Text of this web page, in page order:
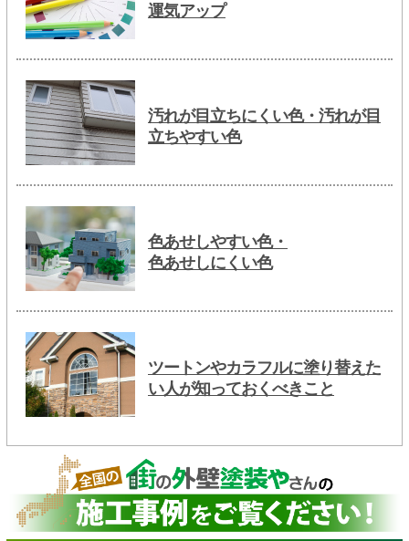
運気アップ
汚れが目立ちにくい色・汚れが目
立ちやすい色
色あせしやすい色・
色あせしにくい色
ツートンやカラフルに塗り替えた
い人が知っておくべきこと